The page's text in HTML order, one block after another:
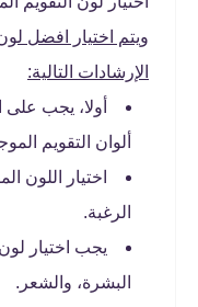
ويتم اختيار افضل
الإرشادات التالية:
أولا، يجب
ألوان التقويم
اختيار
الرغبة.
يجب اختيار
البشرة، والشعر.